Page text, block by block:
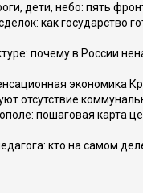
дети, небо: пять
как государство
почему в России
экономика
отсутствие
пошаговая карта
кто на самом